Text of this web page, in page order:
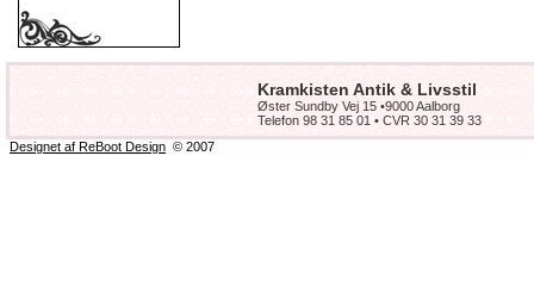
Kramkisten Antik & Livsstil
Øster Sundby Vej 15 •9000 Aalborg
Telefon 98 31 85 01 • CVR 30 31 39 33
Designet af ReBoot Design © 2007